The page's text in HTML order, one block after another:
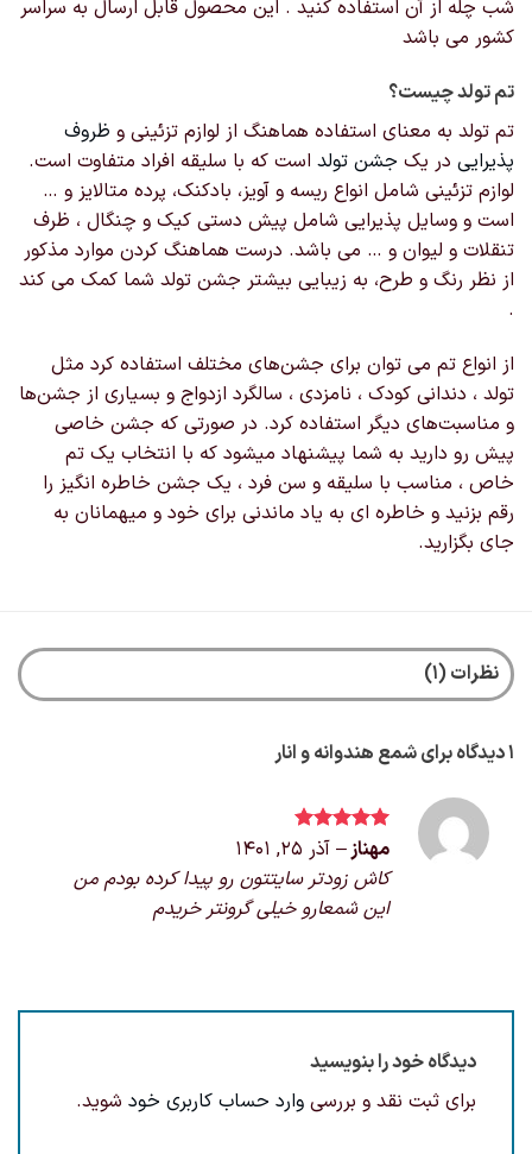
انتخاب
شب چله از آن استفاده کنید . این محصول قابل ارسال به سراسر
کشور می باشد
تم تولد چیست؟
تم تولد به معنای استفاده هماهنگ از لوازم تزئینی و ظروف
پذیرایی در یک جشن تولد است که با سلیقه افراد متفاوت است.
لوازم تزئینی شامل انواع ریسه و آویز، بادکنک، پرده متالایز و …
است و وسایل پذیرایی شامل پیش دستی کیک و چنگال ، ظرف
تنقلات و لیوان و … می باشد. درست هماهنگ کردن موارد مذکور
از نظر رنگ و طرح، به زیبایی بیشتر جشن تولد شما کمک می کند
.
از انواع تم‌ می توان برای جشن‌های مختلف استفاده کرد مثل
تولد ، دندانی کودک ، نامزدی ، سالگرد ازدواج و بسیاری از جشن‌ها
و مناسبت‌های دیگر استفاده کرد. در صورتی که جشن خاصی
پیش رو دارید به شما پیشنهاد میشود که با انتخاب یک تم
خاص ، مناسب با سلیقه و سن فرد ، یک جشن خاطره انگیز را
رقم بزنید و خاطره ای به یاد ماندنی برای خود و میهمانان به
جای بگزارید.
نظرات (1)
1 دیدگاه برای شمع هندوانه و انار
نمره5 از
مهناز– آذر 25, 1401
کاش زودتر سایتتون رو پیدا کرده بودم من
این شمعارو خیلی گرونتر خریدم
دیدگاه خود را بنویسید
برای ثبت نقد و بررسی وارد حساب کاربری خود شوید.